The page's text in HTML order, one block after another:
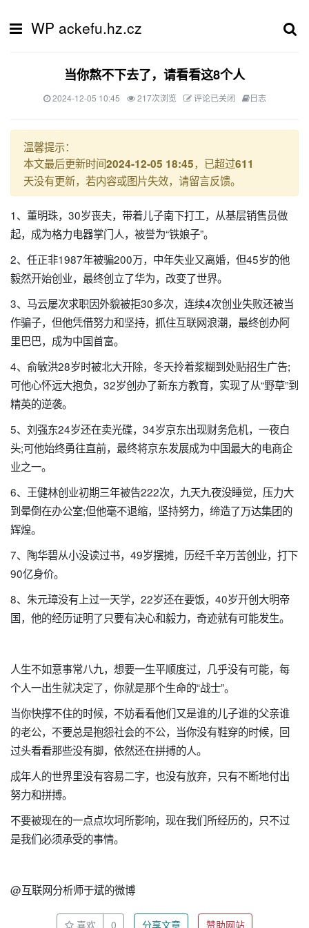
WP ackefu.hz.cz
当你熬不下去了，请看看这8个人
2024-12-05 10:45 217次浏览 评论已关闭 日志
温馨提示：
本文最后更新时间2024-12-05 18:45，已超过611
天没有更新，若内容或图片失效，请留言反馈。
1、董明珠，30岁丧夫，带着儿子南下打工，从基层销售员做
起，成为格力电器掌门人，被誉为“铁娘子”。
2、任正非1987年被骗200万，中年失业又离婚，但45岁的他
毅然开始创业，最终创立了华为，改变了世界。
3、马云屡次求职因外貌被拒30多次，连续4次创业失败还被当
作骗子，但他凭借努力和坚持，抓住互联网浪潮，最终创办阿
里巴巴，成为中国首富。
4、俞敏洪28岁时被北大开除，冬天拎着浆糊到处贴招生广告;
可他心怀远大抱负，32岁创办了新东方教育，实现了从“野草”到
精英的逆袭。
5、刘强东24岁还在卖光碟，34岁京东出现财务危机，一夜白
头;可他始终勇往直前，最终将京东发展成为中国最大的电商企
业之一。
6、王健林创业初期三年被告222次，九天九夜没睡觉，压力大
到晕倒在办公室;但他毫不退缩，坚持努力，缔造了万达集团的
辉煌。
7、陶华碧从小没读过书，49岁摆摊，历经千辛万苦创业，打下
90亿身价。
8、朱元璋没有上过一天学，22岁还在要饭，40岁开创大明帝
国，他的经历证明了只要有决心和毅力，奇迹就有可能发生。
人生不如意事常八九，想要一生平顺度过，几乎没有可能，每
个人一出生就决定了，你就是那个生命的“战士”。
当你快撑不住的时候，不妨看看他们又是谁的儿子谁的父亲谁
的老公，不要总是抱怨社会的不公，当你没有鞋穿的时候，回
过头看看那些没有脚，依然还在拼搏的人。
成年人的世界里没有容易二字，也没有放弃，只有不断地付出
努力和拼搏。
不要被现在的一点点坎坷所影响，现在我们所经历的，只不过
是我们必须承受的事情。
@互联网分析师于斌的微博
喜欢 0 分享文章 赞助网站